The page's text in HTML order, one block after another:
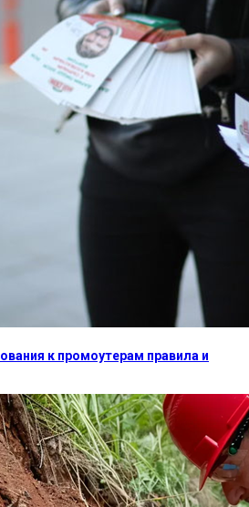
к промоутерам правила и